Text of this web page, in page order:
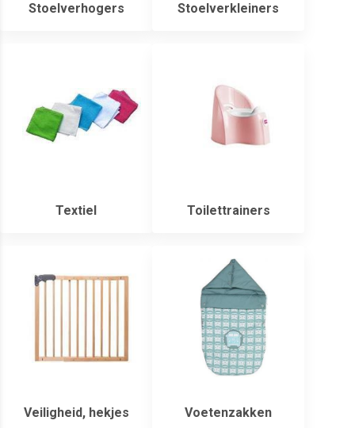
Stoelverhogers Stoelverkleiners
Textiel Toilettrainers
Veiligheid, hekjes Voetenzakken